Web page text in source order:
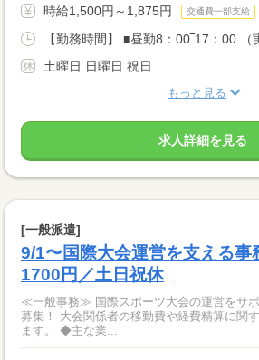
時給1,500円～1,875円 交通費一部支給
【勤務時間】 ■昼勤8：00‾17：00 （
土曜日 日曜日 祝日
もっと見る
求人詳細を見る
[一般派遣]
9/1〜国際大会運営を支える事
1700円／土日祝休
≪一般事務≫ 国際スポーツ大会の運営をサポートする事務スタッフ
募集！ 大会関係者の移動費や経費精算に関
ます。 ◆主な業...